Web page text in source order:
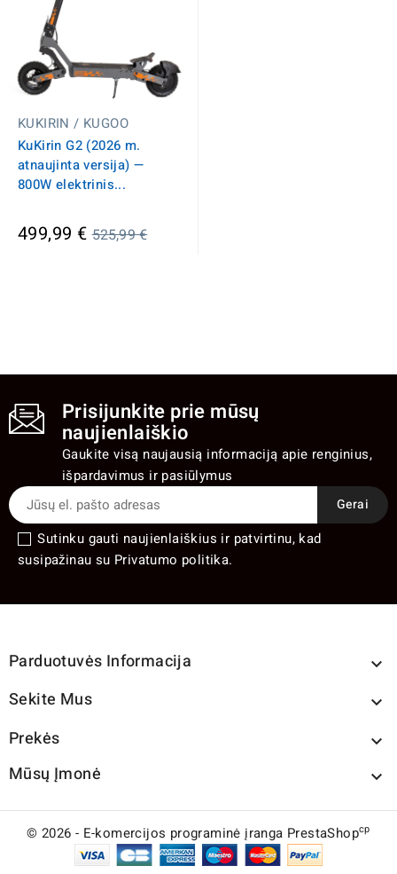
KUKIRIN / KUGOO
KuKirin G2 (2026 m.
atnaujinta versija) —
800W elektrinis...
499,99 €Įprasta
525,99 €
Prisijunkite prie mūsų
naujienlaiškio
Gaukite visą naujausią informaciją apie renginius,
išpardavimus ir pasiūlymus
Sutinku gauti naujienlaiškius ir patvirtinu, kad
susipažinau su Privatumo politika.
Parduotuvės Informacija 
Sekite Mus 
Prekės 
Mūsų Įmonė 
© 2026 - E-komercijos programinė įranga PrestaShopcp